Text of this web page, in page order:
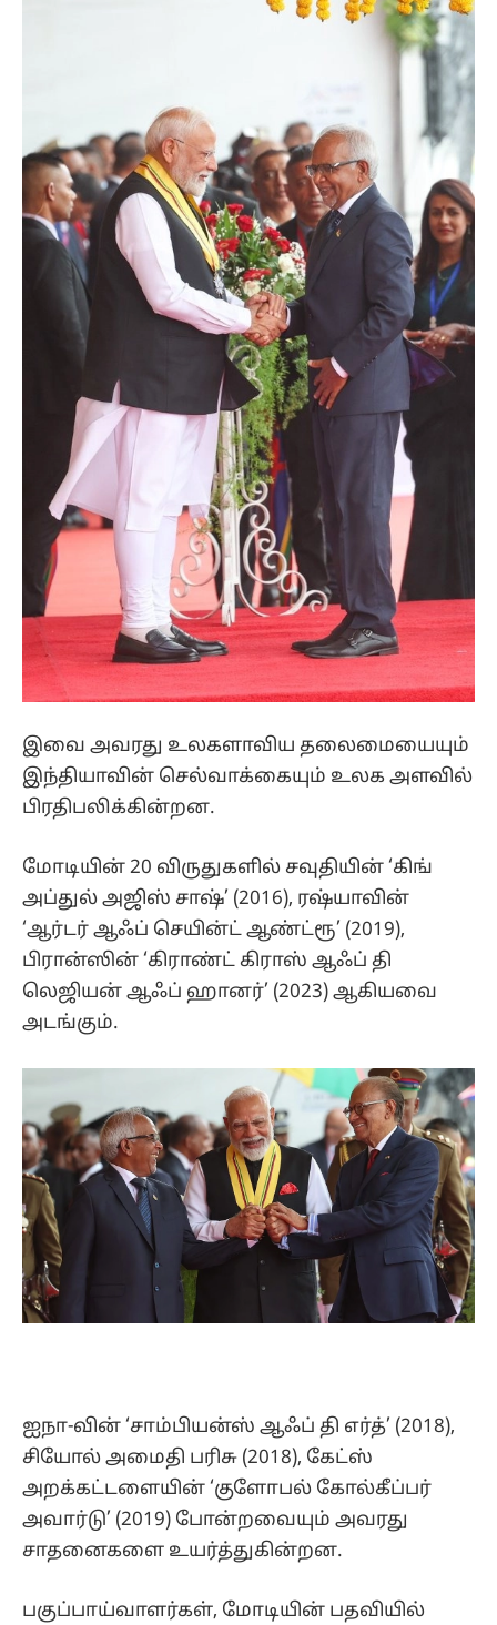
இவை அவரது உலகளாவிய தலைமையையும்
இந்தியாவின் செல்வாக்கையும் உலக அளவில்
பிரதிபலிக்கின்றன.
மோடியின் 20 விருதுகளில் சவுதியின் ‘கிங்
அப்துல் அஜிஸ் சாஷ்’ (2016), ரஷ்யாவின்
‘ஆர்டர் ஆஃப் செயின்ட் ஆண்ட்ரூ’ (2019),
பிரான்ஸின் ‘கிராண்ட் கிராஸ் ஆஃப் தி
லெஜியன் ஆஃப் ஹானர்’ (2023) ஆகியவை
அடங்கும்.
ஐநா-வின் ‘சாம்பியன்ஸ் ஆஃப் தி எர்த்’ (2018),
சியோல் அமைதி பரிசு (2018), கேட்ஸ்
அறக்கட்டளையின் ‘குளோபல் கோல்கீப்பர்
அவார்டு’ (2019) போன்றவையும் அவரது
சாதனைகளை உயர்த்துகின்றன.
பகுப்பாய்வாளர்கள், மோடியின் பதவியில்